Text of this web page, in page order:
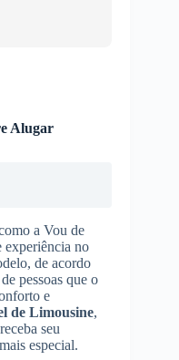
Alugar
a Vou de
experiência no
de acordo
pessoas que o
e
de Limousine,
seu
especial.